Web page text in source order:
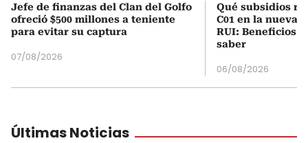
Jefe de finanzas del Clan del Golfo
ofreció $500 millones a teniente
para evitar su captura
07/08/2026
Qué subsidios
C01 en la nueva
RUI: Beneficios
saber
06/08/2026
Últimas Noticias